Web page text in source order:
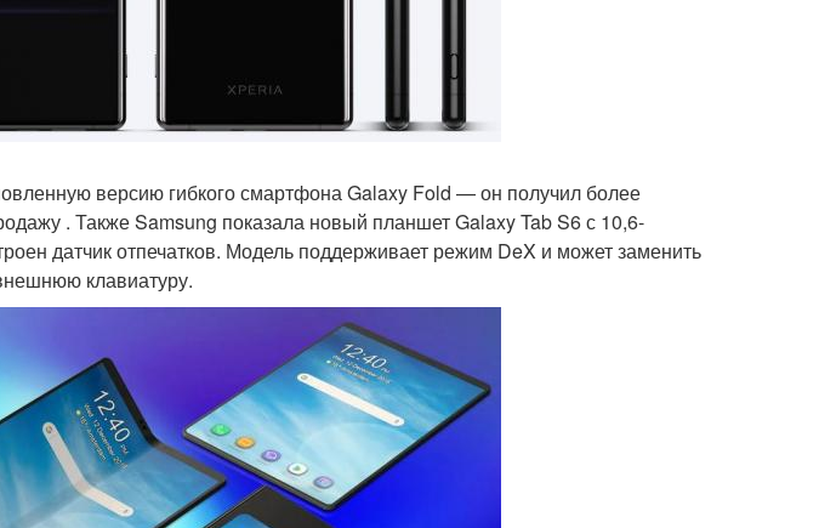
версию гибкого смартфона Galaxy Fold — он получил более
. Также Samsung показала новый планшет Galaxy Tab S6 с 10,6-
датчик отпечатков. Модель поддерживает режим DeX и может заменить
клавиатуру.